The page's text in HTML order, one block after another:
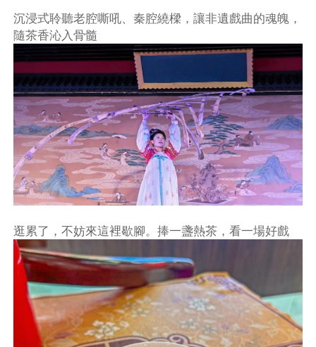
沉浸式聆聽老腔嘶吼、秦腔繞樑，讓非遺戲曲的魂魄，
隨茶香沁入骨髓
逛累了，不妨來這裡歇腳。捧一盞熱茶，看一場好戲